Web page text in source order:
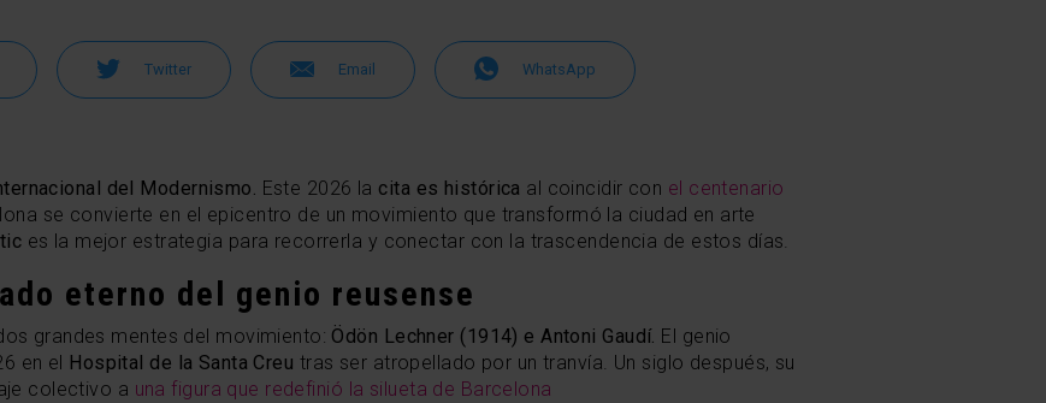
Twitter Email WhatsApp
del Modernismo. Este 2026 la cita es histórica al coincidir con el centenario
se convierte en el epicentro de un movimiento que transformó la ciudad en arte
es la mejor estrategia para recorrerla y conectar con la trascendencia de estos días.
eterno del genio reusense
grandes mentes del movimiento: Ödön Lechner (1914) e Antoni Gaudí. El genio
en el Hospital de la Santa Creu tras ser atropellado por un tranvía. Un siglo después, su
colectivo a una figura que redefinió la silueta de Barcelona